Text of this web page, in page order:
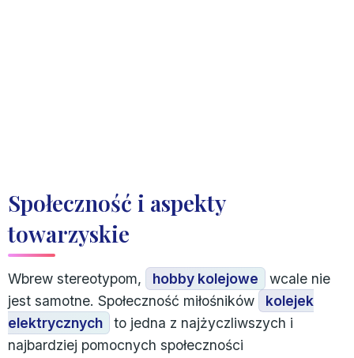
Społeczność i aspekty
towarzyskie
Wbrew stereotypom, hobby kolejowe
wcale nie
jest samotne. Społeczność miłośników
kolejek
elektrycznych
to jedna z najżyczliwszych i
najbardziej pomocnych społeczności